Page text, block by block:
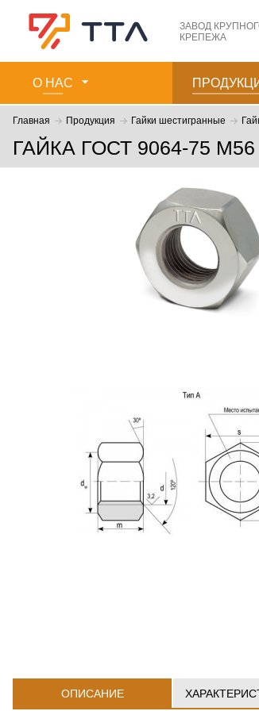
ЗАВОД
КРЕПЕЖА
О НАС
Главная Продукция Гайки шестигранные
ГАЙКА ГОСТ 9064-75 М56
ОПИСАНИЕ